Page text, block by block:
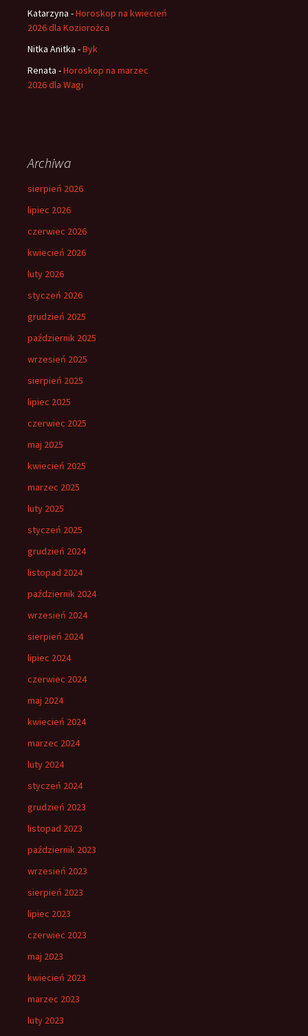
Katarzyna -Horoskop na kwiecień
2026 dla Koziorożca
Nitka Anitka -Byk
Renata -Horoskop na marzec
2026 dla Wagi
Archiwa
sierpień 2026
lipiec 2026
czerwiec 2026
kwiecień 2026
luty 2026
styczeń 2026
grudzień 2025
październik 2025
wrzesień 2025
sierpień 2025
lipiec 2025
czerwiec 2025
maj 2025
kwiecień 2025
marzec 2025
luty 2025
styczeń 2025
grudzień 2024
listopad 2024
październik 2024
wrzesień 2024
sierpień 2024
lipiec 2024
czerwiec 2024
maj 2024
kwiecień 2024
marzec 2024
luty 2024
styczeń 2024
grudzień 2023
listopad 2023
październik 2023
wrzesień 2023
sierpień 2023
lipiec 2023
czerwiec 2023
maj 2023
kwiecień 2023
marzec 2023
luty 2023